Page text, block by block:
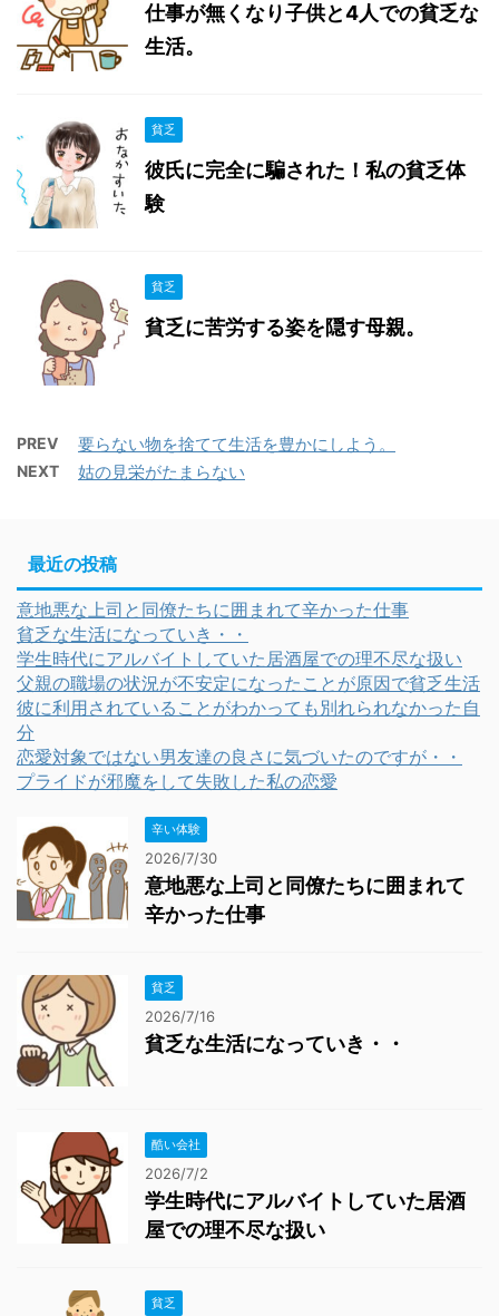
仕事が無くなり子供と4人での貧乏な
生活。
貧乏
彼氏に完全に騙された！私の貧乏体
験
貧乏
貧乏に苦労する姿を隠す母親。
PREV 要らない物を捨てて生活を豊かにしよう。
NEXT 姑の見栄がたまらない
最近の投稿
意地悪な上司と同僚たちに囲まれて辛かった仕事
貧乏な生活になっていき・・
学生時代にアルバイトしていた居酒屋での理不尽な扱い
父親の職場の状況が不安定になったことが原因で貧乏生活
彼に利用されていることがわかっても別れられなかった自
分
恋愛対象ではない男友達の良さに気づいたのですが・・
プライドが邪魔をして失敗した私の恋愛
辛い体験
2026/7/30
意地悪な上司と同僚たちに囲まれて
辛かった仕事
貧乏
2026/7/16
貧乏な生活になっていき・・
酷い会社
2026/7/2
学生時代にアルバイトしていた居酒
屋での理不尽な扱い
貧乏